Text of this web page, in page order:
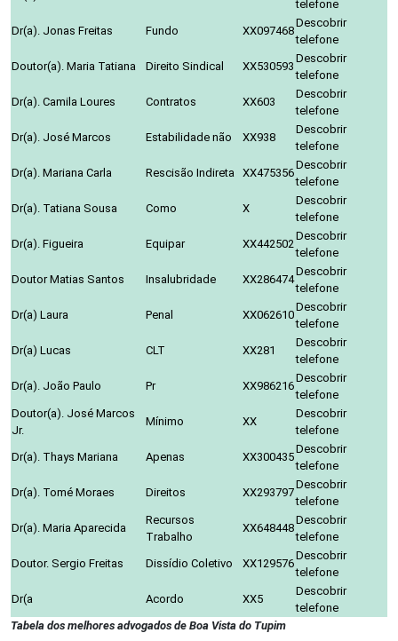
telefone
Dr(a). Jonas Freitas
Fundo XX097468
Descobrir
telefone
Doutor(a). Maria Tatiana
Direito Sindical XX530593
Descobrir
telefone
Dr(a). Camila Loures
Contratos XX603
Descobrir
telefone
Dr(a). José Marcos
Estabilidade não XX938
Descobrir
telefone
Dr(a). Mariana Carla
Rescisão Indireta XX475356
Descobrir
telefone
Dr(a). Tatiana Sousa
Como X
Descobrir
telefone
Dr(a). Figueira
Equipar XX442502
Descobrir
telefone
Doutor Matias Santos
Insalubridade XX286474
Descobrir
telefone
Dr(a) Laura
Penal XX062610
Descobrir
telefone
Dr(a) Lucas
CLT XX281
Descobrir
telefone
Dr(a). João Paulo
Pr XX986216
Descobrir
telefone
Doutor(a). José Marcos
Jr.
Mínimo XX
Descobrir
telefone
Dr(a). Thays Mariana
Apenas XX300435
Descobrir
telefone
Dr(a). Tomé Moraes
Direitos XX293797
Descobrir
telefone
Dr(a). Maria Aparecida
Recursos
Trabalho
XX648448
Descobrir
telefone
Doutor. Sergio Freitas
Dissídio Coletivo XX129576
Descobrir
telefone
Dr(a
Acordo XX5
Descobrir
telefone
Tabela dos melhores advogados de Boa Vista do Tupim